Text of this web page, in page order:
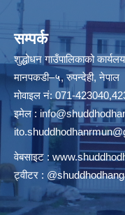
सम्पर्क
शुद्धोधन गाउँपालिकाको कार्यलय
मानपकडी–५, रुपन्देही, नेपाल
मोवाइल नं: 071-
इमेल :
वेबसाइट :
ट्वीटर :